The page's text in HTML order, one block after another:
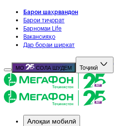
Барои шаҳрвандон
Барои тиҷорат
Барномаи Life
Вакансияҳо
Дар бораи ширкат
МО СОЛА ШУДЕМ Тоҷикӣ
Алоқаи мобилӣ